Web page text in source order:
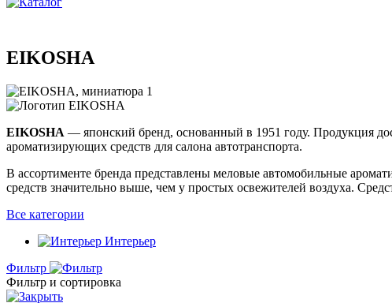
EIKOSHA
EIKOSHA — японский бренд, основанный в 1951 году. Продукция
ароматизирующих средств для салона автотранспорта.
В ассортименте бренда представлены меловые автомобильные
средств значительно выше, чем у простых освежителей воздуха.
Все категории
Интерьер
Фильтр
Фильтр и сортировка